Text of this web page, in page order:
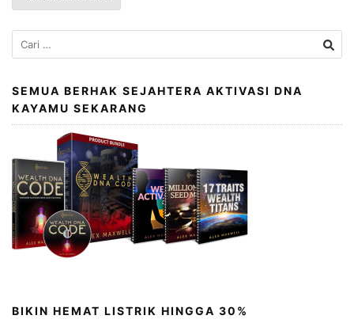
Cari
untuk:
SEMUA BERHAK SEJAHTERA AKTIVASI DNA
KAYAMU SEKARANG
BIKIN HEMAT LISTRIK HINGGA 30%